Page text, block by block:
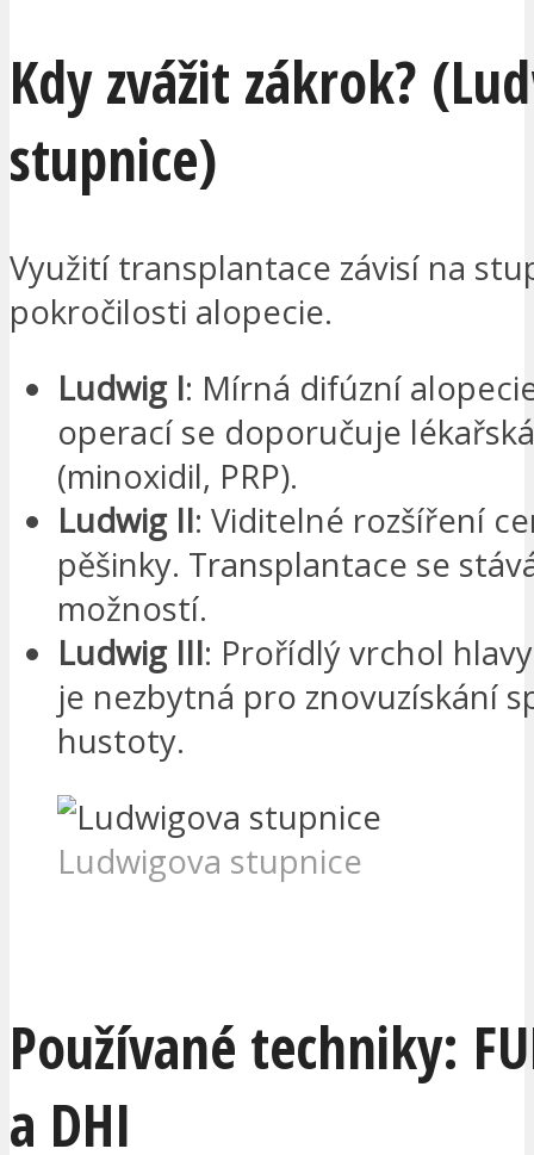
Kdy zvážit zákrok?
stupnice)
Využití transplantace závisí na
pokročilosti alopecie.
Ludwig I: Mírná difúzní
operací se doporučuje
(minoxidil, PRP).
Ludwig II: Viditelné rozšíření
pěšinky. Transplantace se
možností.
Ludwig III: Prořídlý vrchol
je nezbytná pro znovuzískání
hustoty.
Ludwigova stupnice
Používané techniky:
a DHI